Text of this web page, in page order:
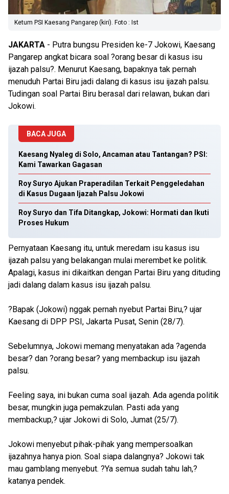
Ketum PSI Kaesang Pangarep (kiri). Foto : Ist
JAKARTA - Putra bungsu Presiden ke-7 Jokowi, Kaesang
Pangarep angkat bicara soal ?orang besar di kasus isu
ijazah palsu?. Menurut Kaesang, bapaknya tak pernah
menuduh Partai Biru jadi dalang di kasus isu ijazah palsu.
Tudingan soal Partai Biru berasal dari relawan, bukan dari
Jokowi.
BACA JUGA
Kaesang Nyaleg di Solo, Ancaman atau Tantangan? PSI:
Kami Tawarkan Gagasan
Roy Suryo Ajukan Praperadilan Terkait Penggeledahan
di Kasus Dugaan Ijazah Palsu Jokowi
Roy Suryo dan Tifa Ditangkap, Jokowi: Hormati dan Ikuti
Proses Hukum
Pernyataan Kaesang itu, untuk meredam isu kasus isu
ijazah palsu yang belakangan mulai merembet ke politik.
Apalagi, kasus ini dikaitkan dengan Partai Biru yang dituding
jadi dalang dalam kasus isu ijazah palsu.
?Bapak (Jokowi) nggak pernah nyebut Partai Biru,? ujar
Kaesang di DPP PSI, Jakarta Pusat, Senin (28/7).
Sebelumnya, Jokowi memang menyatakan ada ?agenda
besar? dan ?orang besar? yang membackup isu ijazah
palsu.
Feeling saya, ini bukan cuma soal ijazah. Ada agenda politik
besar, mungkin juga pemakzulan. Pasti ada yang
membackup,? ujar Jokowi di Solo, Jumat (25/7).
Jokowi menyebut pihak-pihak yang mempersoalkan
ijazahnya hanya pion. Soal siapa dalangnya? Jokowi tak
mau gamblang menyebut. ?Ya semua sudah tahu lah,?
katanya pendek.